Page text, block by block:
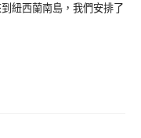
紐西蘭南島，我們安排了